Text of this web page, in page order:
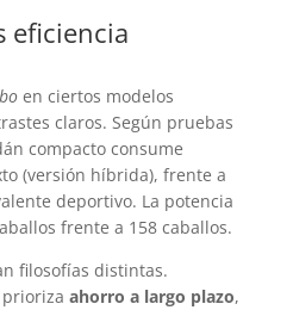
eficiencia
en ciertos modelos
claros. Según pruebas
compacto consume
(versión híbrida), frente a
deportivo. La potencia
frente a 158 caballos.
filosofías distintas.
ahorro a largo plazo,